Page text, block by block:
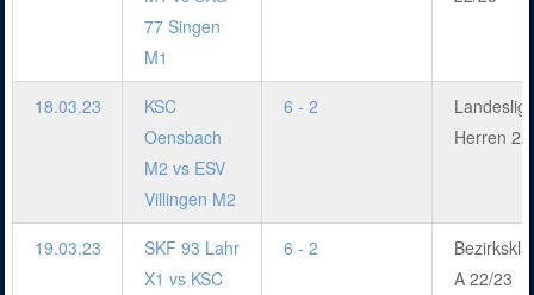
77 Singen
M1
18.03.23
KSC
Oensbach
M2 vs ESV
Villingen M2
6 - 2
Herren
19.03.23
SKF 93 Lahr
X1 vs KSC
6 - 2
A 22/23